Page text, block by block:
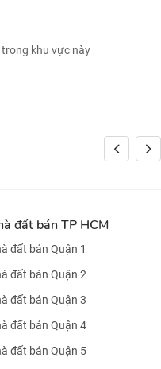
khu vực này
đất bán TP HCM
đất bán Quận 1
đất bán Quận 2
đất bán Quận 3
đất bán Quận 4
đất bán Quận 5